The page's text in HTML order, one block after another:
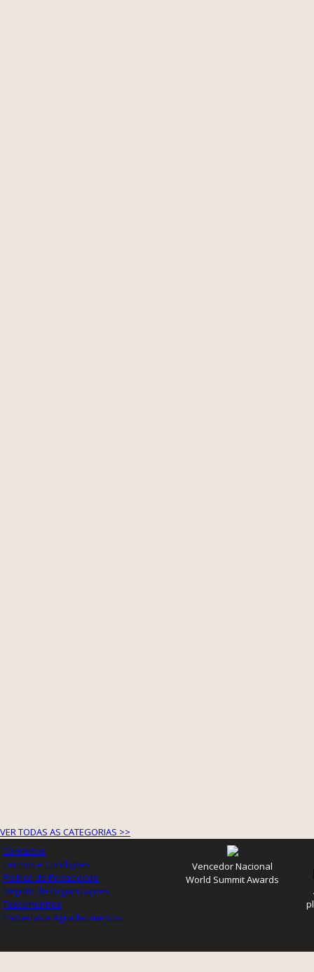
VER TODAS AS CATEGORIAS >>
Contactos
Termos e Condições
Política de Privacidade
Registo de Organizações
Testemunhos
Parcerias e Agradecimentos
Vencedor Nacional
World Summit Awards